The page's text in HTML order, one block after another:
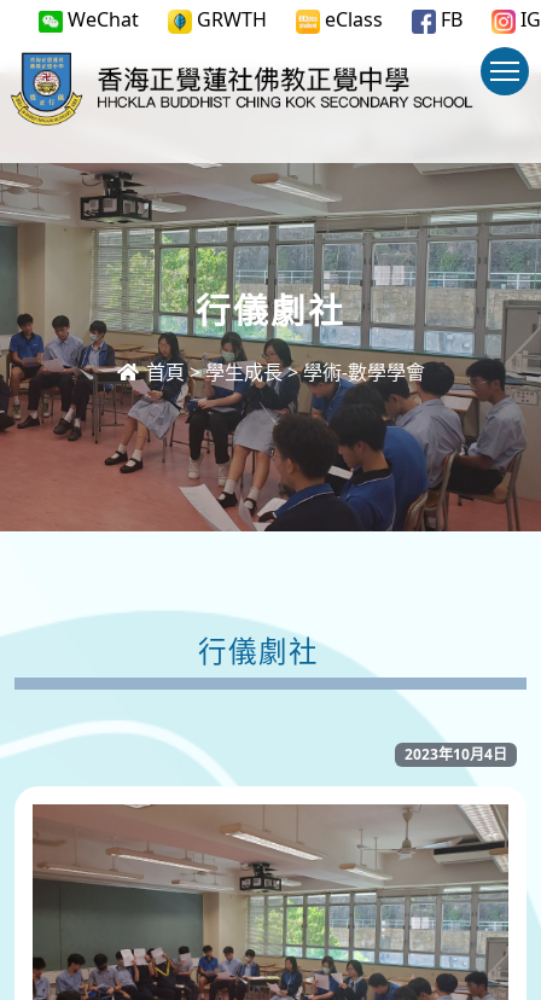
WeChat GRWTH eClass FB IG
行儀劇社
首頁 >學生成長>學術-數學學會
行儀劇社
2023年10月4日